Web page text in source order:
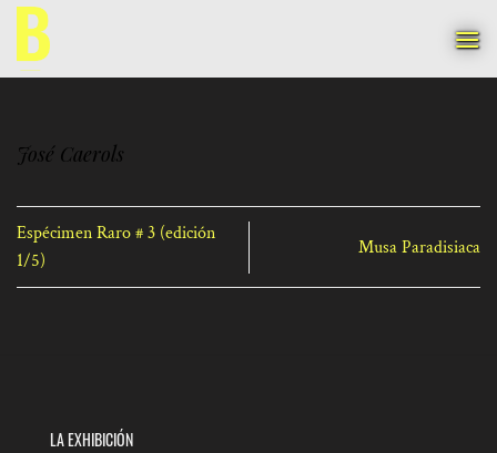
Saltar
contenido
José Caerols
Espécimen Raro # 3 (edición
1/5)
Musa Paradisiaca
LA EXHIBICIÓN